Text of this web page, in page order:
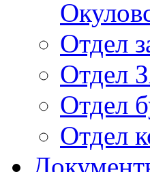
Отдел
Отдел
Отдел
Отдел